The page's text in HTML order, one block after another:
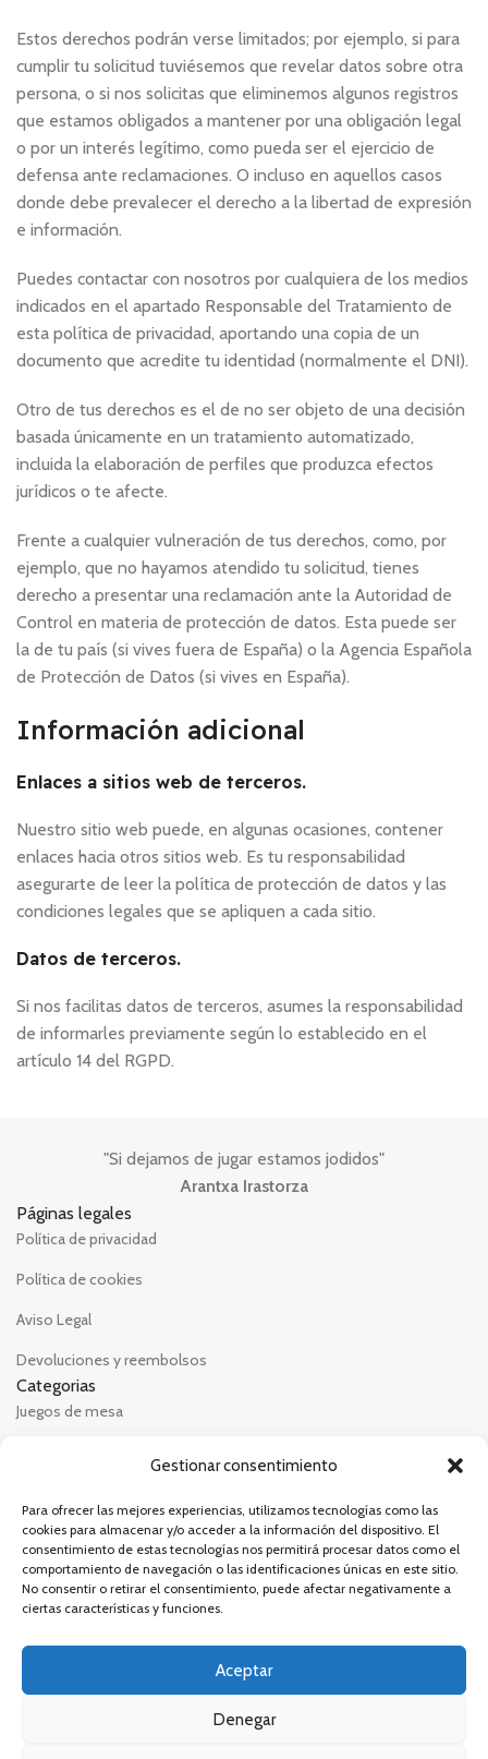
Gestionar consentimiento
Para ofrecer las mejores experiencias, utilizamos tecnologías como las
cookies para almacenar y/o acceder a la información del dispositivo. El
consentimiento de estas tecnologías nos permitirá procesar datos como el
comportamiento de navegación o las identificaciones únicas en este sitio.
No consentir o retirar el consentimiento, puede afectar negativamente a
ciertas características y funciones.
Aceptar
Denegar
Estos derechos podrán verse limitados; por ejemplo, si para
cumplir tu solicitud tuviésemos que revelar datos sobre otra
persona, o si nos solicitas que eliminemos algunos registros
que estamos obligados a mantener por una obligación legal
o por un interés legítimo, como pueda ser el ejercicio de
defensa ante reclamaciones. O incluso en aquellos casos
donde debe prevalecer el derecho a la libertad de expresión
e información.
Puedes contactar con nosotros por cualquiera de los medios
indicados en el apartado Responsable del Tratamiento de
esta política de privacidad, aportando una copia de un
documento que acredite tu identidad (normalmente el DNI).
Otro de tus derechos es el de no ser objeto de una decisión
basada únicamente en un tratamiento automatizado,
incluida la elaboración de perfiles que produzca efectos
jurídicos o te afecte.
Frente a cualquier vulneración de tus derechos, como, por
ejemplo, que no hayamos atendido tu solicitud, tienes
derecho a presentar una reclamación ante la Autoridad de
Control en materia de protección de datos. Esta puede ser
la de tu país (si vives fuera de España) o la Agencia Española
de Protección de Datos (si vives en España).
Información adicional
Enlaces a sitios web de terceros.
Nuestro sitio web puede, en algunas ocasiones, contener
enlaces hacia otros sitios web. Es tu responsabilidad
asegurarte de leer la política de protección de datos y las
condiciones legales que se apliquen a cada sitio.
Datos de terceros.
Si nos facilitas datos de terceros, asumes la responsabilidad
de informarles previamente según lo establecido en el
artículo 14 del RGPD.
"Si dejamos de jugar estamos jodidos"
Arantxa Irastorza
Páginas legales
Política de privacidad
Política de cookies
Aviso Legal
Devoluciones y reembolsos
Categorias
Juegos de mesa
Otros
Redes sociales
Instagram
© 2024 Domingodejuegos – Todos los derechos reservados